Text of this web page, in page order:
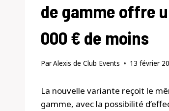
de gamme offre
000 € de moins
ParAlexis de Club Events 13 février
La nouvelle variante reçoit le
gamme, avec la possibilité